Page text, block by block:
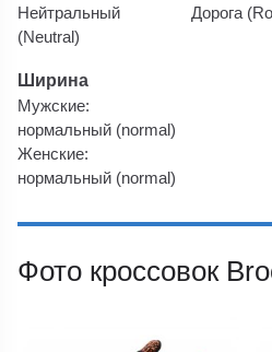
Нейтральный
(Neutral)
Дорога
Ширина
Мужские:
нормальный (normal)
Женские:
нормальный (normal)
Фото кроссовок